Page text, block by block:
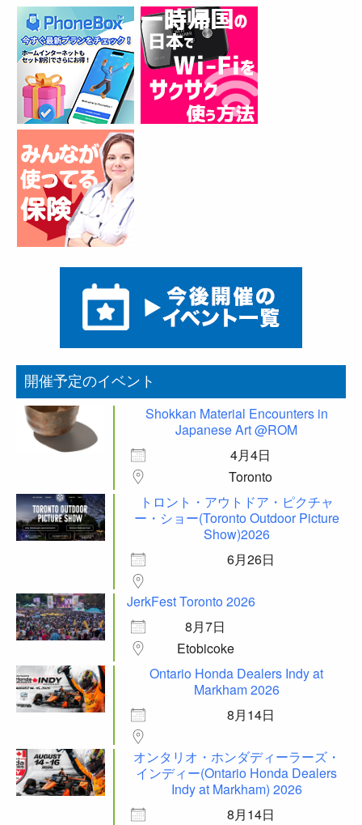
開催予定のイベント
Shokkan Material Encounters in
Japanese Art @ROM
4月4日
Toronto
トロント・アウトドア・ピクチャ
ー・ショー(Toronto Outdoor Picture
Show)2026
6月26日
JerkFest Toronto 2026
8月7日
Etobicoke
Ontario Honda Dealers Indy at
Markham 2026
8月14日
オンタリオ・ホンダディーラーズ・
インディー(Ontario Honda Dealers
Indy at Markham) 2026
8月14日